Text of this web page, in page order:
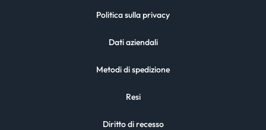
Politica sulla privacy
Dati aziendali
Metodi di spedizione
Resi
Diritto di recesso